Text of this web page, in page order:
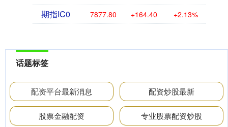
期指IC0 7877.80 +164.40 +2.13%
话题标签
配资平台最新消息 配资炒股最新
股票金融配资 专业股票配资炒股